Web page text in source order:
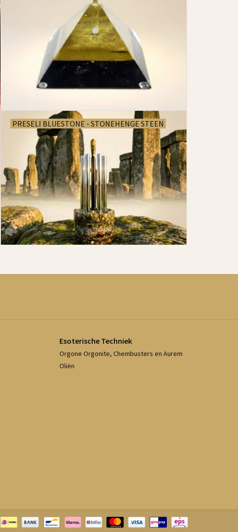
PRESELI BLUESTONE - STONEHENGE STEEN
Esoterische Techniek
Orgone Orgonite, Chembusters en Aurem
Oliën